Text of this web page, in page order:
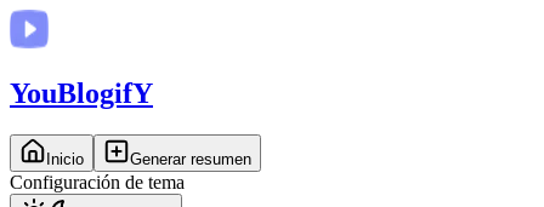
YouBlogifY
Inicio Generar resumen
Configuración de tema